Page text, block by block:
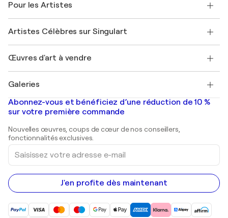
Offrir une carte cadeau
Rejoignez notre programme commercial
Mon compte
+33 1 76 44 06 42
FAQ
Magazine Singulart
Emplois
Découvrez une sélection d'art original
Pour les Artistes
Se connecter en tant qu'Artiste
Artistes Célèbres sur Singulart
Marc Chagall
Banksy
Mr. Brainwash
Shepard Fairey
Œuvres d'art à vendre
Tableaux abstraits à vendre
Peintures de paysage
Estampes
Peintures acryliques
Galeries
Galeries d'art en France
Galeries d'art en Belgique
Abonnez-vous et bénéficiez d’une réduction de 10 %
sur votre première commande
Nouvelles œuvres, coups de cœur de nos conseillers,
fonctionnalités exclusives.
Saisissez
votre
adresse
e-
mail
J'en profite dès maintenant